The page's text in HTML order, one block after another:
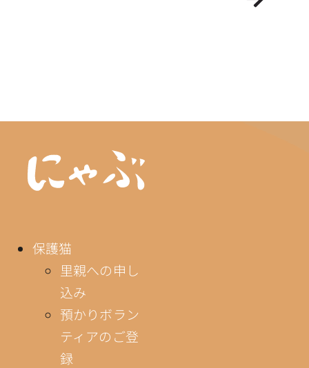
保護猫
里親への申し
込み
預かりボラン
ティアのご登
録